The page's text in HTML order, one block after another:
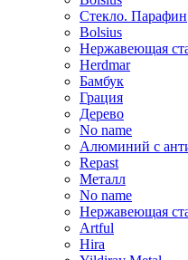
Стекло. Парафин
Bolsius
Нержавеющая
Herdmar
Бамбук
Грация
Дерево
No name
Алюминий с
Repast
Металл
No name
Нержавеющая
Artful
Hira